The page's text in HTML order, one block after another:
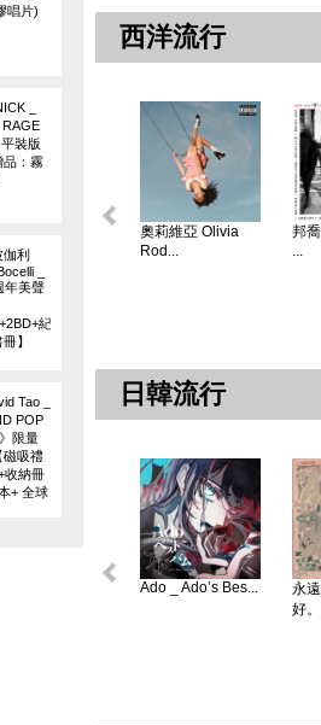
唱片)
_
RAGE
裝版
品：霧
伽利
_
年美聲
紀
】
Tao _
POP
限量
磁吸禮
收納冊
+ 全球
西洋流行
奧莉維亞 Olivia
Rod...
邦
...
日韓流行
Ado _ Ado’s Bes...
永
好